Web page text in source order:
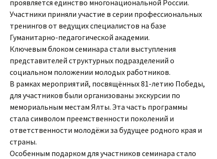
проявляется единство многонациональной России.
Участники приняли участие в серии профессиональных
тренингов от ведущих специалистов на базе
Гуманитарно-педагогической академии.
Ключевым блоком семинара стали выступления
представителей структурных подразделений о
социальном положении молодых работников.
В рамках мероприятий, посвящённых 81-летию Победы,
для участников были организованы экскурсии по
мемориальным местам Ялты. Эта часть программы
стала символом преемственности поколений и
ответственности молодёжи за будущее родного края и
страны.
Особенным подарком для участников семинара стало